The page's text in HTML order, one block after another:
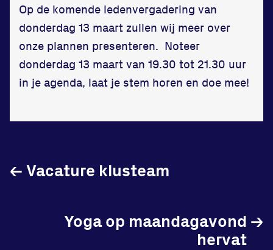
Informatie
Privacy en cookies
Disclaimer
Huisregels
Op de komende ledenvergadering van
donderdag 13 maart zullen wij meer over
onze plannen presenteren. Noteer
donderdag 13 maart van 19.30 tot 21.30 uur
in je agenda, laat je stem horen en doe mee!
Vacature klusteam
←
Yoga op maandagavond
hervat
→